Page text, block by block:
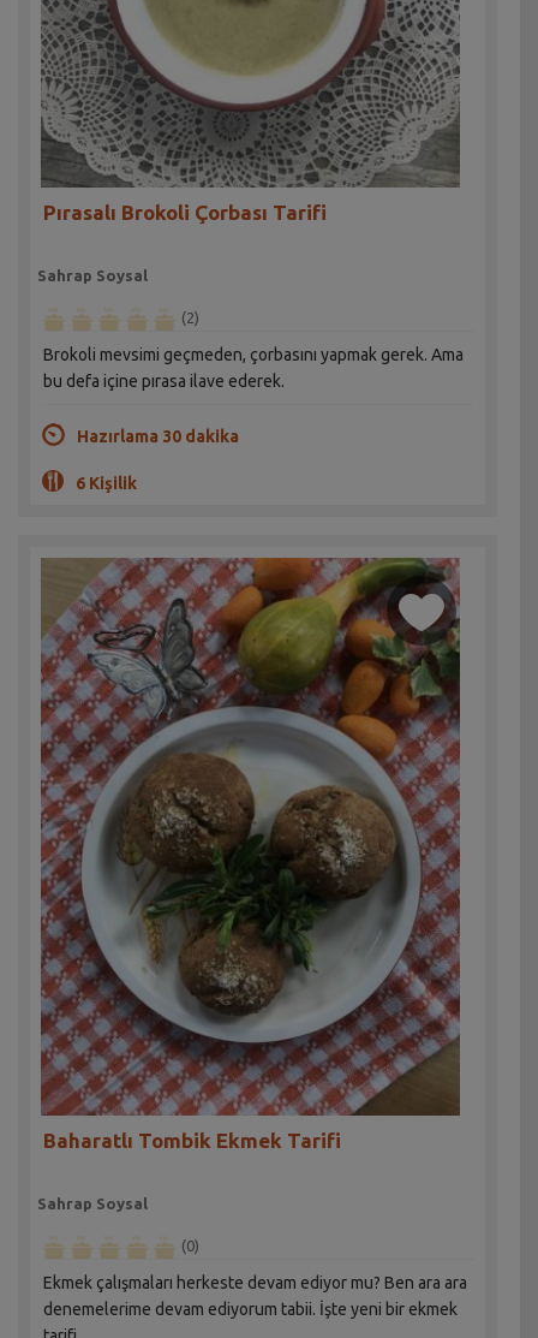
Pırasalı Brokoli Çorbası Tarifi
Sahrap Soysal
(2)
Brokoli mevsimi geçmeden, çorbasını yapmak gerek. Ama
bu defa içine pırasa ilave ederek.
Hazırlama 30 dakika
6 Kişilik
Baharatlı Tombik Ekmek Tarifi
Sahrap Soysal
(0)
Ekmek çalışmaları herkeste devam ediyor mu? Ben ara ara
denemelerime devam ediyorum tabii. İşte yeni bir ekmek